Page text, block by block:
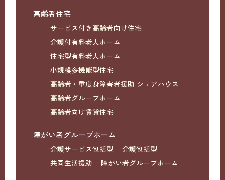
高齢者住宅
サービス付き高齢者向け住宅
介護付有料老人ホーム
住宅型有料老人ホーム
小規模多機能型住宅
高齢者・重度身障害者援助 シェアハウス
高齢者グループホーム
高齢者向け賃貸住宅
障がい者グループホーム
介護サービス包括型
介護包括型
共同生活援助
障がい者グループホーム